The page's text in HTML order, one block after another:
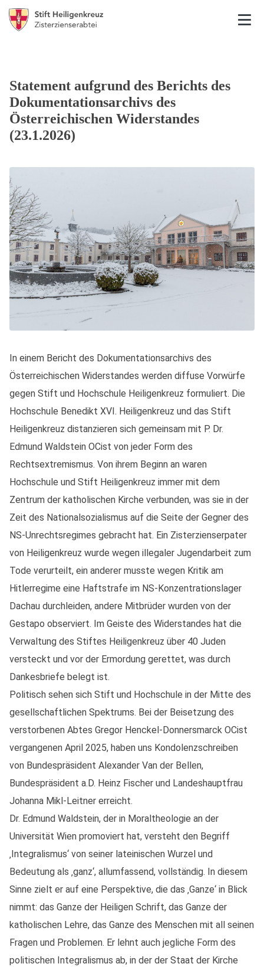
Statement aufgrund des Berichts des
Dokumentationsarchivs des
Österreichischen Widerstandes
(23.1.2026)
In einem Bericht des Dokumentationsarchivs des
Österreichischen Widerstandes werden diffuse Vorwürfe
gegen Stift und Hochschule Heiligenkreuz formuliert. Die
Hochschule Benedikt XVI. Heiligenkreuz und das Stift
Heiligenkreuz distanzieren sich gemeinsam mit P. Dr.
Edmund Waldstein OCist von jeder Form des
Rechtsextremismus. Von ihrem Beginn an waren
Hochschule und Stift Heiligenkreuz immer mit dem
Zentrum der katholischen Kirche verbunden, was sie in der
Zeit des Nationalsozialismus auf die Seite der Gegner des
NS-Unrechtsregimes gebracht hat. Ein Zisterzienserpater
von Heiligenkreuz wurde wegen illegaler Jugendarbeit zum
Tode verurteilt, ein anderer musste wegen Kritik am
Hitlerregime eine Haftstrafe im NS-Konzentrationslager
Dachau durchleiden, andere Mitbrüder wurden von der
Gestapo observiert. Im Geiste des Widerstandes hat die
Verwaltung des Stiftes Heiligenkreuz über 40 Juden
versteckt und vor der Ermordung gerettet, was durch
Dankesbriefe belegt ist.
Politisch sehen sich Stift und Hochschule in der Mitte des
gesellschaftlichen Spektrums. Bei der Beisetzung des
verstorbenen Abtes Gregor Henckel-Donnersmarck OCist
vergangenen April 2025, haben uns Kondolenzschreiben
von Bundespräsident Alexander Van der Bellen,
Bundespräsident a.D. Heinz Fischer und Landeshauptfrau
Johanna Mikl-Leitner erreicht.
Dr. Edmund Waldstein, der in Moraltheologie an der
Universität Wien promoviert hat, versteht den Begriff
‚Integralismus‘ von seiner lateinischen Wurzel und
Bedeutung als ‚ganz‘, allumfassend, vollständig. In diesem
Sinne zielt er auf eine Perspektive, die das ‚Ganze‘ in Blick
nimmt: das Ganze der Heiligen Schrift, das Ganze der
katholischen Lehre, das Ganze des Menschen mit all seinen
Fragen und Problemen. Er lehnt auch jegliche Form des
politischen Integralismus ab, in der der Staat der Kirche